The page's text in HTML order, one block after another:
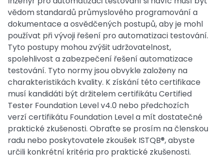
vědom standardů průmyslového programování a
dokumentace a osvědčených postupů, aby je mohl
používat při vývoji řešení pro automatizaci testování.
Tyto postupy mohou zvýšit udržovatelnost,
spolehlivost a zabezpečení řešení automatizace
testování. Tyto normy jsou obvykle založeny na
charakteristikách kvality. K získání této certifikace
musí kandidáti být držitelem certifikátu Certified
Tester Foundation Level v4.0 nebo předchozích
verzí certifikátu Foundation Level a mít dostatečné
praktické zkušenosti. Obraťte se prosím na členskou
radu nebo poskytovatele zkoušek ISTQB®, abyste
určili konkrétní kritéria pro praktické zkušenosti.